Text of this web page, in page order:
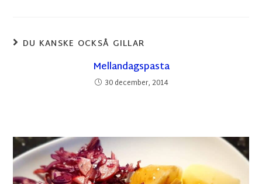
DU KANSKE OCKSÅ GILLAR
Mellandagspasta
30 december, 2014